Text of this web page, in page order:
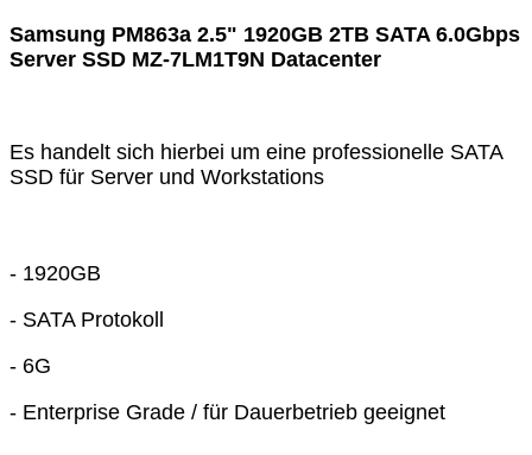
Samsung PM863a 2.5" 1920GB 2TB SATA 6.0Gbps
Server SSD MZ-7LM1T9N Datacenter
Es handelt sich hierbei um eine professionelle SATA
SSD für Server und Workstations
- 1920GB
- SATA Protokoll
- 6G
- Enterprise Grade / für Dauerbetrieb geeignet